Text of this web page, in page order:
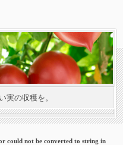
実の収穫を。
could not be converted to string in